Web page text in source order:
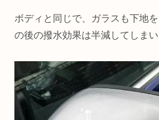
ボディと同じで、ガラスも下地
の後の撥水効果は半減してしまい